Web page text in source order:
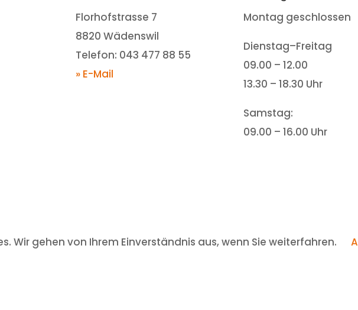
Florhofstrasse 7
8820 Wädenswil
Telefon: 043 477 88 55
» E-Mail
Montag geschlossen
Dienstag–Freitag
09.00 – 12.00
13.30 – 18.30 Uhr
Samstag:
09.00 – 16.00 Uhr
Wir gehen von Ihrem Einverständnis aus, wenn Sie weiterfahren.